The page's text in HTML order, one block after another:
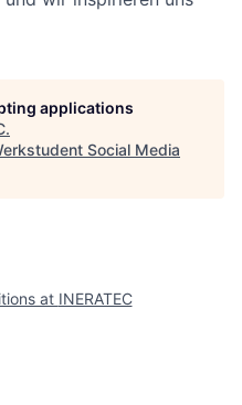
applications
.
Social Media
at INERATEC